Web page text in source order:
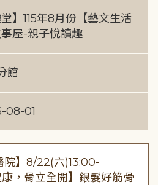
堂】115年8月份【藝文生活
屋-親子悅讀趣
館
08-01
院】8/22(六)13:00-
，骨立全開】銀髮好筋骨